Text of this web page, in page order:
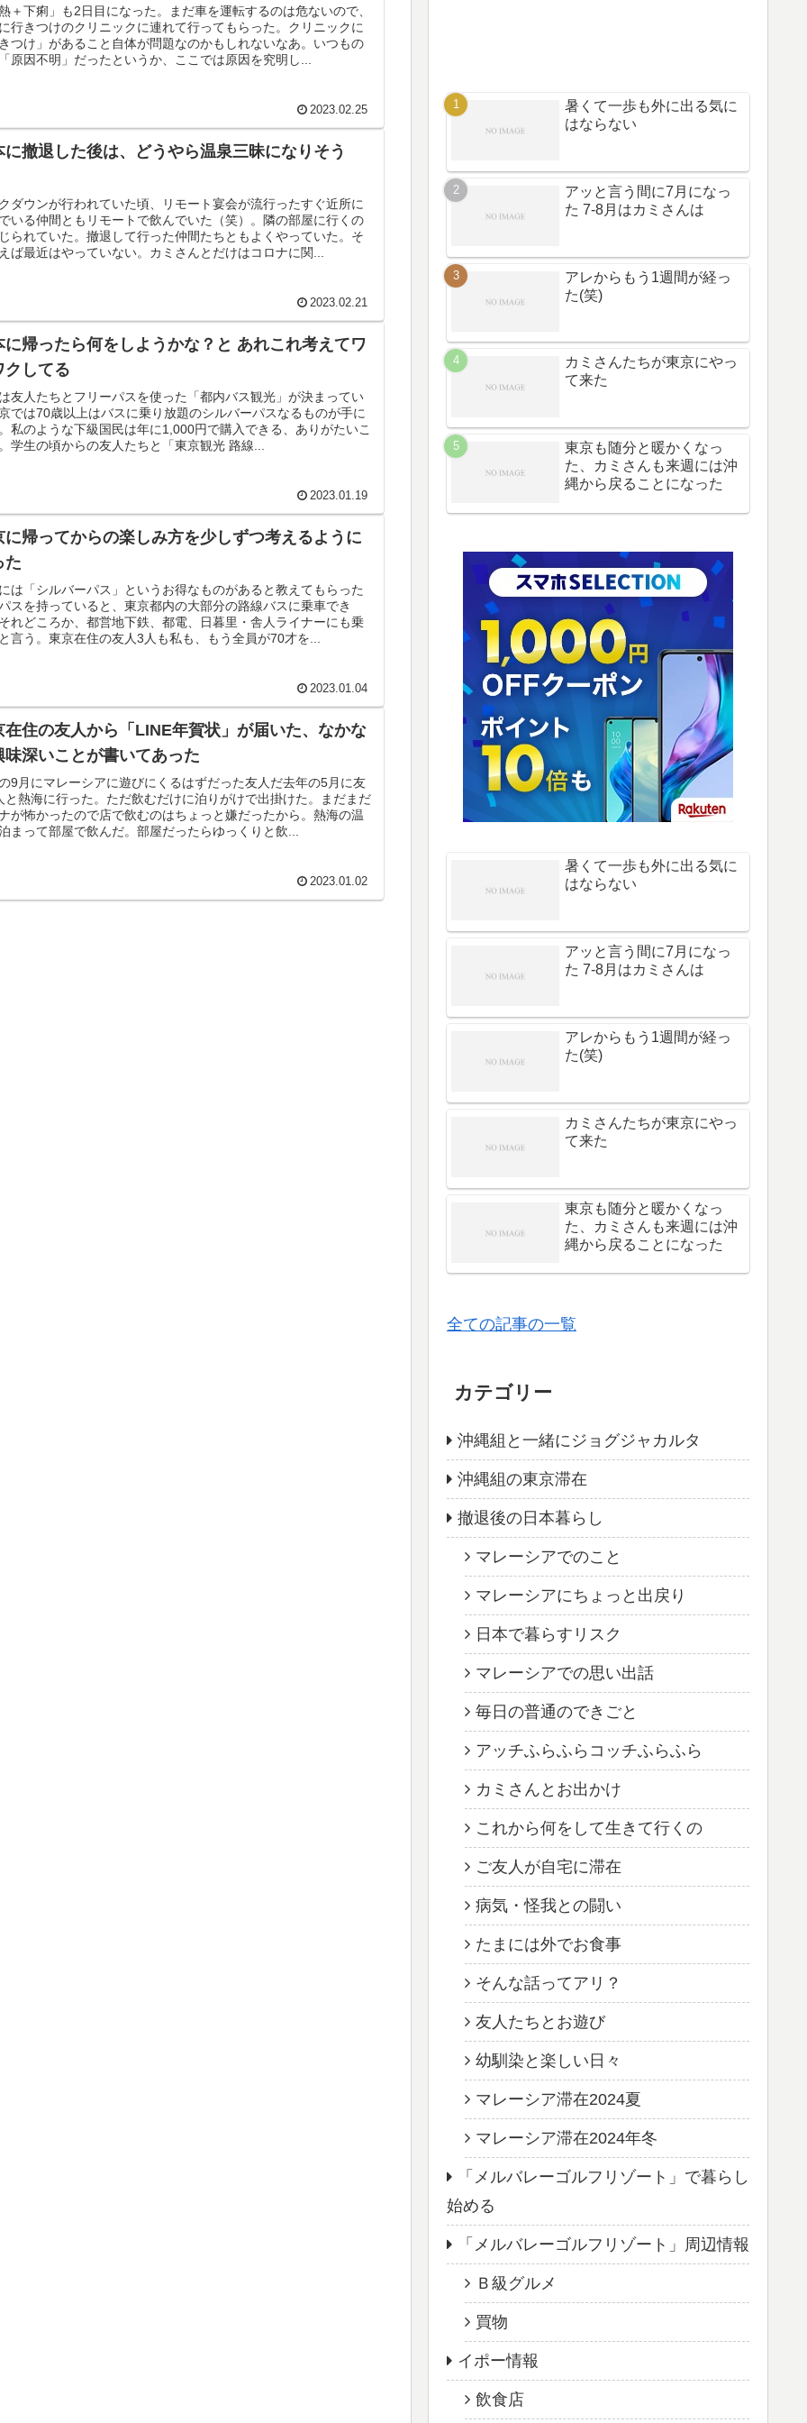
熱＋下痢」も2日目になった。まだ車を運転するのは危ないので、
行きつけのクリニックに連れて行ってもらった。クリニックに
きつけ」があること自体が問題なのかもしれないなあ。いつもの
原因不明」だったというか、ここでは原因を究明し...
2023.02.25
に撤退した後は、どうやら温泉三昧になりそう
ダウンが行われていた頃、リモート宴会が流行ったすぐ近所に
いる仲間ともリモートで飲んでいた（笑）。隣の部屋に行くの
られていた。撤退して行った仲間たちともよくやっていた。そ
ば最近はやっていない。カミさんとだけはコロナに関...
2023.02.21
に帰ったら何をしようかな？と あれこれ考えてワ
クしてる
友人たちとフリーパスを使った「都内バス観光」が決まってい
では70歳以上はバスに乗り放題のシルバーパスなるものが手に
私のような下級国民は年に1,000円で購入できる、ありがたいこ
学生の頃からの友人たちと「東京観光 路線...
2023.01.19
に帰ってからの楽しみ方を少しずつ考えるように
た
は「シルバーパス」というお得なものがあると教えてもらった
スを持っていると、東京都内の大部分の路線バスに乗車でき
れどころか、都営地下鉄、都電、日暮里・舎人ライナーにも乗
言う。東京在住の友人3人も私も、もう全員が70才を...
2023.01.04
在住の友人から「LINE年賀状」が届いた、なかな
味深いことが書いてあった
9月にマレーシアに遊びにくるはずだった友人だ去年の5月に友
と熱海に行った。ただ飲むだけに泊りがけで出掛けた。まだまだ
が怖かったので店で飲むのはちょっと嫌だったから。熱海の温
まって部屋で飲んだ。部屋だったらゆっくりと飲...
2023.01.02
暑くて一歩も外に出る気に
はならない
アッと言う間に7月になっ
た 7-8月はカミさんは
アレからもう1週間が経っ
た(笑)
カミさんたちが東京にやっ
て来た
東京も随分と暖かくなっ
た、カミさんも来週には沖
縄から戻ることになった
暑くて一歩も外に出る気に
はならない
アッと言う間に7月になっ
た 7-8月はカミさんは
アレからもう1週間が経っ
た(笑)
カミさんたちが東京にやっ
て来た
東京も随分と暖かくなっ
た、カミさんも来週には沖
縄から戻ることになった
全ての記事の一覧
カテゴリー
沖縄組と一緒にジョグジャカルタ
沖縄組の東京滞在
撤退後の日本暮らし
マレーシアでのこと
マレーシアにちょっと出戻り
日本で暮らすリスク
マレーシアでの思い出話
毎日の普通のできごと
アッチふらふらコッチふらふら
カミさんとお出かけ
これから何をして生きて行くの
ご友人が自宅に滞在
病気・怪我との闘い
たまには外でお食事
そんな話ってアリ？
友人たちとお遊び
幼馴染と楽しい日々
マレーシア滞在2024夏
マレーシア滞在2024年冬
「メルバレーゴルフリゾート」で暮らし
始める
「メルバレーゴルフリゾート」周辺情報
Ｂ級グルメ
買物
イポー情報
飲食店